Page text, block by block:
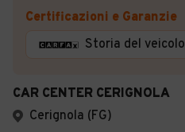
Certificazioni e Garanzie
Storia del veicolo
CAR CENTER CERIGNOLA
Cerignola (FG)